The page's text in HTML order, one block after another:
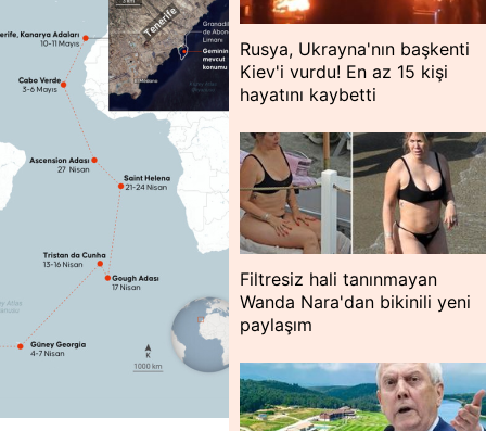
Rusya, Ukrayna'nın başkenti
Kiev'i vurdu! En az 15 kişi
hayatını kaybetti
Filtresiz hali tanınmayan
Wanda Nara'dan bikinili yeni
paylaşım